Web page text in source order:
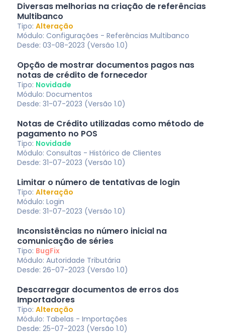
Diversas melhorias na criação de referências
Multibanco
Tipo: Alteração
Módulo: Configurações - Referências Multibanco
Desde: 03-08-2023 (Versão 1.0)
Opção de mostrar documentos pagos nas
notas de crédito de fornecedor
Tipo: Novidade
Módulo: Documentos
Desde: 31-07-2023 (Versão 1.0)
Notas de Crédito utilizadas como método de
pagamento no POS
Tipo: Novidade
Módulo: Consultas - Histórico de Clientes
Desde: 31-07-2023 (Versão 1.0)
Limitar o número de tentativas de login
Tipo: Alteração
Módulo: Login
Desde: 31-07-2023 (Versão 1.0)
Inconsistências no número inicial na
comunicação de séries
Tipo: BugFix
Módulo: Autoridade Tributária
Desde: 26-07-2023 (Versão 1.0)
Descarregar documentos de erros dos
Importadores
Tipo: Alteração
Módulo: Tabelas - Importações
Desde: 25-07-2023 (Versão 1.0)